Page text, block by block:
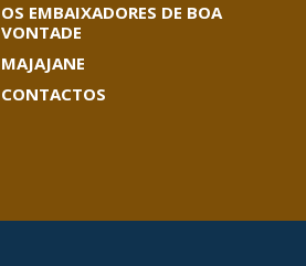
OS EMBAIXADORES DE BOA
VONTADE
MAJAJANE
CONTACTOS